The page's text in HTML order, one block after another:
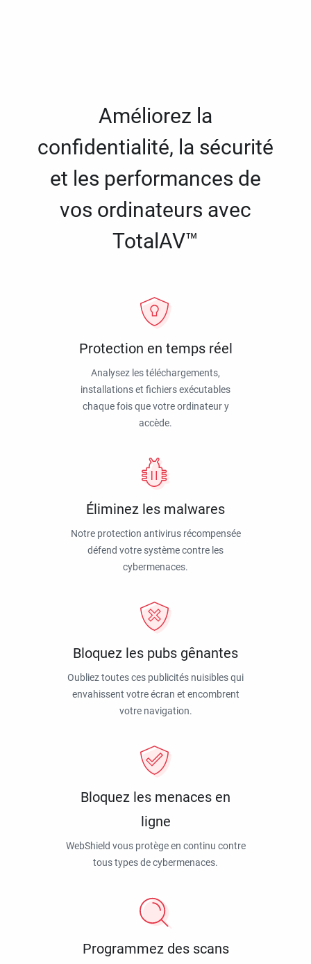
Améliorez la
confidentialité, la sécurité
et les performances de
vos ordinateurs avec
TotalAV™
Protection en temps réel
Analysez les téléchargements,
installations et fichiers exécutables
chaque fois que votre ordinateur y
accède.
Éliminez les malwares
Notre protection antivirus récompensée
défend votre système contre les
cybermenaces.
Bloquez les pubs gênantes
Oubliez toutes ces publicités nuisibles qui
envahissent votre écran et encombrent
votre navigation.
Bloquez les menaces en
ligne
WebShield vous protège en continu contre
tous types de cybermenaces.
Programmez des scans